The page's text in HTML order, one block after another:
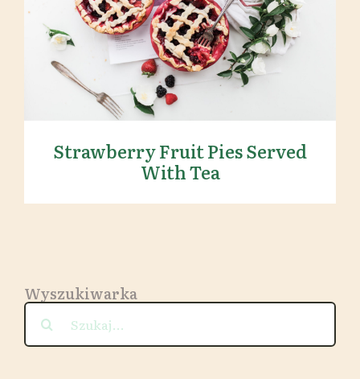
Strawberry Fruit Pies Served With
Tea
Strawberry Fruit Pies Served
With Tea
Wyszukiwarka